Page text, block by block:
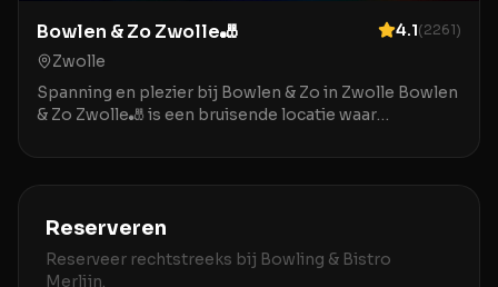
Bowlen & Zo Zwolle🎳 4.1(2261)
Zwolle
Spanning en plezier bij Bowlen & Zo in Zwolle Bowlen
& Zo Zwolle🎳 is een bruisende locatie waar
hart v
Reserveren
Reserveer rechtstreeks bij Bowling & Bistro
Merlijn.